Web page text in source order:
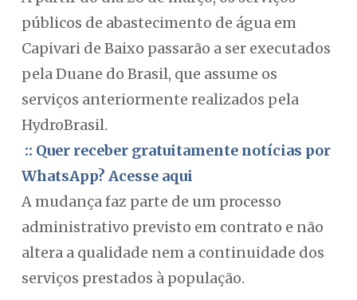
públicos de abastecimento de água em
Capivari de Baixo passarão a ser executados
pela Duane do Brasil, que assume os
serviços anteriormente realizados pela
HydroBrasil.
:: Quer receber gratuitamente notícias por
WhatsApp? Acesse aqui
A mudança faz parte de um processo
administrativo previsto em contrato e não
altera a qualidade nem a continuidade dos
serviços prestados à população.